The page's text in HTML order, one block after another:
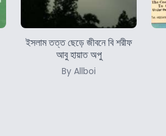
ইসলাম তত্ত ছেড়ে জীবনে বি শরীফ
আবু হায়াত অপু
By Allboi